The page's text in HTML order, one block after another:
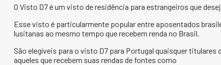
O Visto D7 é um visto de residência para estrangeiros que
Esse visto é particularmente popular entre aposentados
lusitanas ao mesmo tempo que recebem renda no Brasil.
São elegíveis para o visto D7 para Portugal quaisquer
aqueles que recebem suas rendas de fontes como